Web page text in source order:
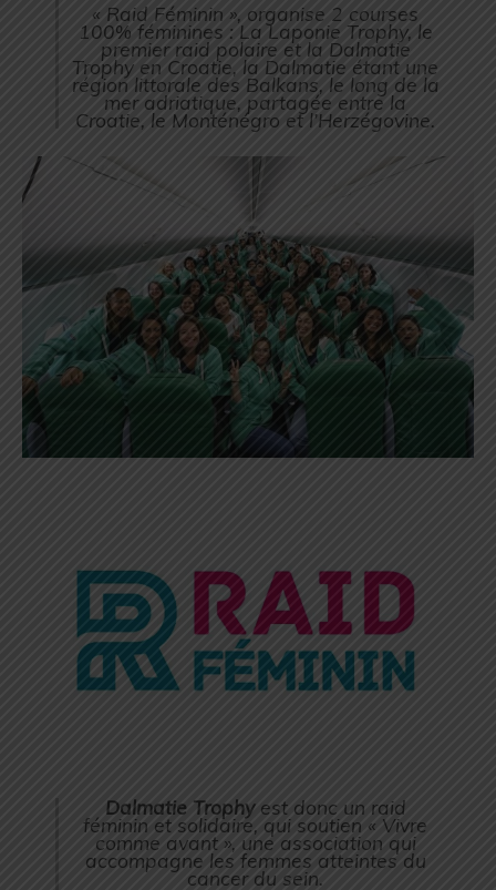
« Raid Féminin », organise 2 courses
100% féminines : La Laponie Trophy, le
premier raid polaire et la Dalmatie
Trophy en Croatie, la Dalmatie étant une
région littorale des Balkans, le long de la
mer adriatique, partagée entre la
Croatie, le Monténégro et l’Herzégovine.
Dalmatie Trophyest donc un raid
féminin et solidaire, qui soutien « Vivre
comme avant », une association qui
accompagne les femmes atteintes du
cancer du sein.